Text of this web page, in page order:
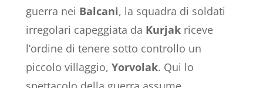
guerra nei Balcani, la squadra di soldati
irregolari capeggiata da Kurjakriceve
l’ordine di tenere sotto controllo un
piccolo villaggio, Yorvolak. Qui lo